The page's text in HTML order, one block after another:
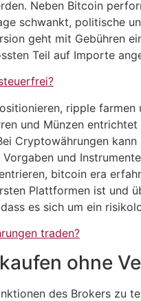
Neben Bitcoin
schwankt, politische
geht mit Gebühren
Teil auf Importe
ripple
und Münzen
Cryptowährungen
und
bitcoin era
Plattformen ist
es sich um ein
traden?
ohne
des Brokers zu